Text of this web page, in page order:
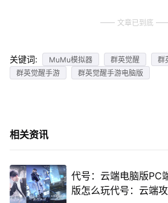
文章已到底
关键词: MuMu模拟器 群英觉醒
群
群英觉醒手游
群英觉醒手游电脑版
相关资讯
代号：云端电脑版PC
版怎么玩代号：云端